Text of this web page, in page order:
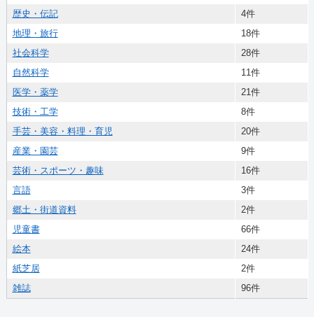
歴史・伝記
4件
地理・旅行
18件
社会科学
28件
自然科学
11件
医学・薬学
21件
技術・工学
8件
手芸・美容・料理・育児
20件
産業・園芸
9件
芸術・スポーツ・趣味
16件
言語
3件
郷土・街道資料
2件
児童書
66件
絵本
24件
紙芝居
2件
雑誌
96件